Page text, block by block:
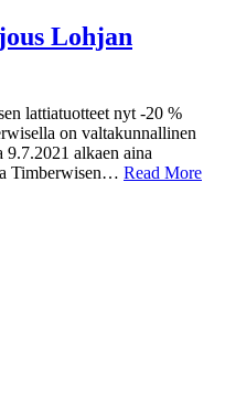
Lohjan
lattiatuotteet nyt -20 %
on valtakunnallinen
9.7.2021 alkaen aina
Timberwisen… Read More